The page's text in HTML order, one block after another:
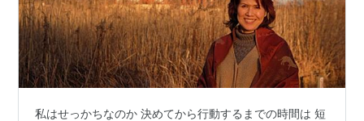
私はせっかちなのか 決めてから行動するまでの時間は 短